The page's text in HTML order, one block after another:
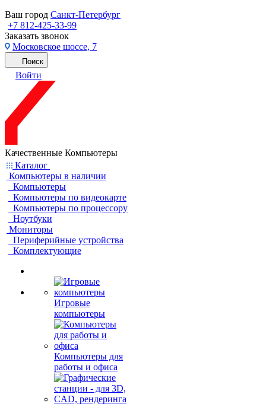
Ваш город Санкт-Петербург
+7 812-425-33-99
Заказать звонок
Московское шоссе, 7
Поиск
Войти
Качественные Компьютеры
Каталог
Компьютеры в наличии
Компьютеры
Компьютеры по видеокарте
Компьютеры по процессору
Ноутбуки
Мониторы
Периферийные устройства
Комплектующие
Игровые
компьютеры
Компьютеры для
работы и офиса